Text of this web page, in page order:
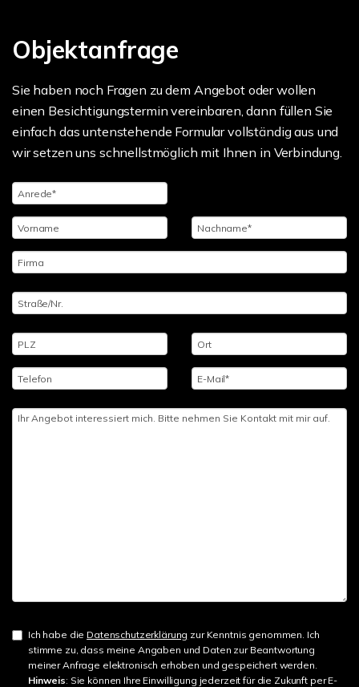
Objektanfrage
Sie haben noch Fragen zu dem Angebot oder wollen
einen Besichtigungstermin vereinbaren, dann füllen Sie
einfach das untenstehende Formular vollständig aus und
wir setzen uns schnellstmöglich mit Ihnen in Verbindung.
Ich habe die Datenschutzerklärung zur Kenntnis genommen. Ich
stimme zu, dass meine Angaben und Daten zur Beantwortung
meiner Anfrage elektronisch erhoben und gespeichert werden.
Hinweis: Sie können Ihre Einwilligung jederzeit für die Zukunft per E-